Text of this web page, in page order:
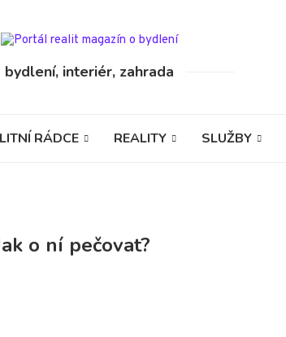
bydlení, interiér, zahrada
RÁDCE REALITY SLUŽBY
o ní pečovat?